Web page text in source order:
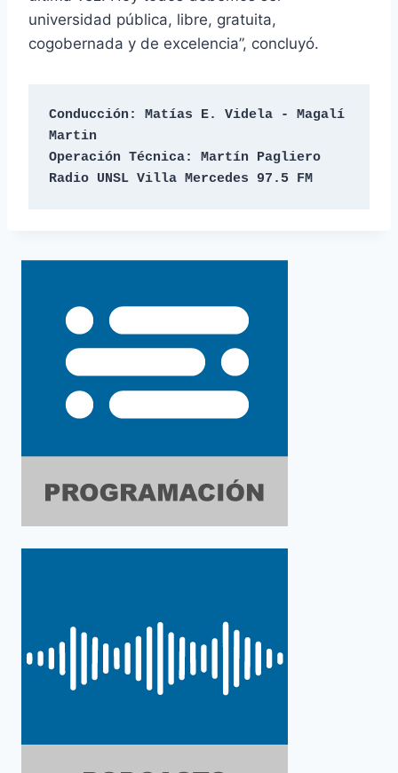
universidad pública, libre, gratuita,
cogobernada y de excelencia”, concluyó.
Conducción: Matías E. Videla - Magalí
Martin
Operación Técnica: Martín Pagliero
Radio UNSL Villa Mercedes 97.5 FM